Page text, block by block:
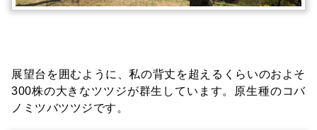
展望台を囲むように、私の背丈を超えるくらいのおよそ
300株の大きなツツジが群生しています。原生種のコバ
ノミツバツツジです。